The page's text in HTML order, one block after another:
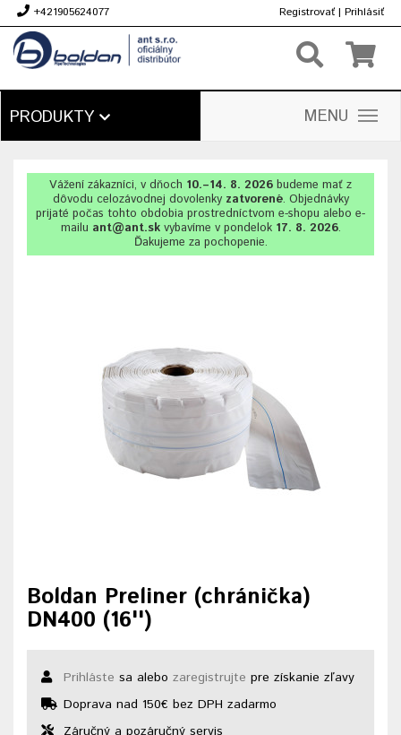
+421905624077 Registrovať | Prihlásiť
PRODUKTY MENU
Vážení zákazníci, v dňoch 10.–14. 8. 2026 budeme mať z
dôvodu celozávodnej dovolenkyzatvorené. Objednávky
prijaté počas tohto obdobia prostredníctvom e-shopu alebo e-
mailu ant@ant.skvybavíme v pondelok 17. 8. 2026.
Ďakujeme za pochopenie.
Boldan Preliner (chránička)
DN400 (16'')
Prihláste sa alebo zaregistrujte pre získanie zľavy
Doprava nad 150€ bez DPH zadarmo
Záručný a pozáručný servis